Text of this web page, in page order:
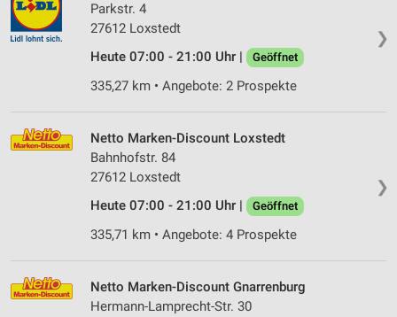
❯
Parkstr. 4
27612 Loxstedt
Heute 07:00 - 21:00 Uhr |
Geöffnet
335,27 km • Angebote: 2 Prospekte
❯
Netto Marken-Discount Loxstedt
Bahnhofstr. 84
27612 Loxstedt
Heute 07:00 - 21:00 Uhr |
Geöffnet
335,71 km • Angebote: 4 Prospekte
Netto Marken-Discount Gnarrenburg
Hermann-Lamprecht-Str. 30